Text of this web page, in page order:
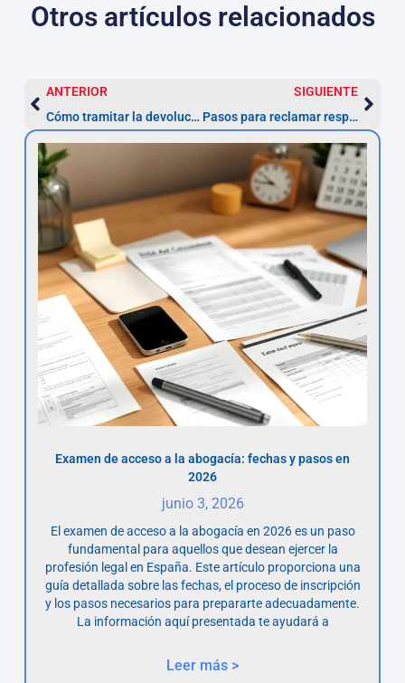
Otros artículos relacionados
ANTERIOR
Cómo tramitar la devolución de multas ZBE en Madrid tras su anulación
SIGUIENTE
Pasos para reclamar responsabilidad patrimonial al Ayuntamiento por multas ZBE
Examen de acceso a la abogacía: fechas y pasos en
2026
junio 3, 2026
El examen de acceso a la abogacía en 2026 es un paso
fundamental para aquellos que desean ejercer la
profesión legal en España. Este artículo proporciona una
guía detallada sobre las fechas, el proceso de inscripción
y los pasos necesarios para prepararte adecuadamente.
La información aquí presentada te ayudará a
Leer más >